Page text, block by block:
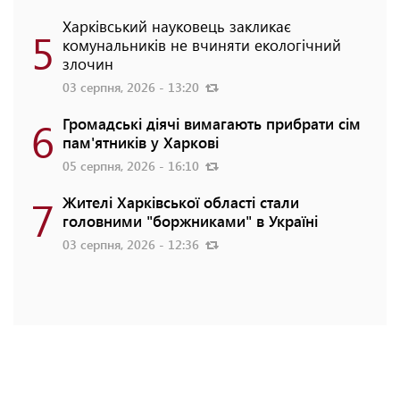
5 Харківський науковець закликає
комунальників не вчиняти екологічний
злочин
03 серпня, 2026 - 13:20
6 Громадські діячі вимагають прибрати сім
пам'ятників у Харкові
05 серпня, 2026 - 16:10
7 Жителі Харківської області стали
головними "боржниками" в Україні
03 серпня, 2026 - 12:36